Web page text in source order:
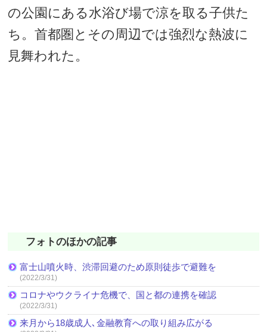
の公園にある水浴び場で涼を取る子供た
ち。首都圏とその周辺では強烈な熱波に
見舞われた。
フォトのほかの記事
富士山噴火時、渋滞回避のため原則徒歩で避難を
(2022/3/31)
コロナやウクライナ危機で、国と都の連携を確認
(2022/3/31)
来月から18歳成人､金融教育への取り組み広がる